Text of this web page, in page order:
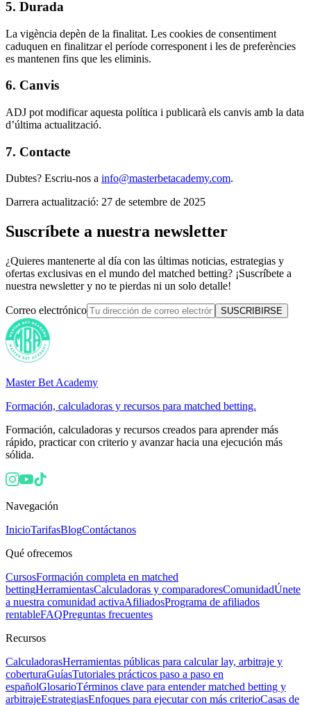
5. Durada
La vigència depèn de la finalitat. Les cookies de consentiment
caduquen en finalitzar el període corresponent i les de preferències
es mantenen fins que les eliminis.
6. Canvis
ADJ pot modificar aquesta política i publicarà els canvis amb la data
d’última actualització.
7. Contacte
Dubtes? Escriu-nos a info@masterbetacademy.com.
Darrera actualització: 27 de setembre de 2025
Suscríbete a nuestra newsletter
¿Quieres mantenerte al día con las últimas noticias, estrategias y
ofertas exclusivas en el mundo del matched betting? ¡Suscríbete a
nuestra newsletter y no te pierdas ni un solo detalle!
Correo electrónico SUSCRIBIRSE
Master Bet Academy
Formación, calculadoras y recursos para matched betting.
Formación, calculadoras y recursos creados para aprender más
rápido, practicar con criterio y avanzar hacia una ejecución más
sólida.
Navegación
InicioTarifasBlogContáctanos
Qué ofrecemos
CursosFormación completa en matched
bettingHerramientasCalculadoras y comparadoresComunidadÚnete
a nuestra comunidad activaAfiliadosPrograma de afiliados
rentableFAQPreguntas frecuentes
Recursos
CalculadorasHerramientas públicas para calcular lay, arbitraje y
coberturaGuíasTutoriales prácticos paso a paso en
españolGlosarioTérminos clave para entender matched betting y
arbitrajeEstrategiasEnfoques para ejecutar con más criterioCasas de